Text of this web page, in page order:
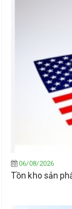
06/08/2026
Tồn kho sản